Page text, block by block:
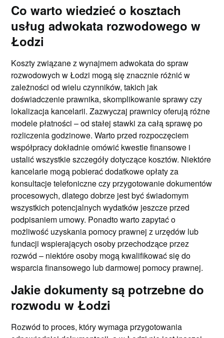
Co warto wiedzieć o kosztach
usług adwokata rozwodowego w
Łodzi
Koszty związane z wynajmem adwokata do spraw
rozwodowych w Łodzi mogą się znacznie różnić w
zależności od wielu czynników, takich jak
doświadczenie prawnika, skomplikowanie sprawy czy
lokalizacja kancelarii. Zazwyczaj prawnicy oferują różne
modele płatności – od stałej stawki za całą sprawę po
rozliczenia godzinowe. Warto przed rozpoczęciem
współpracy dokładnie omówić kwestie finansowe i
ustalić wszystkie szczegóły dotyczące kosztów. Niektóre
kancelarie mogą pobierać dodatkowe opłaty za
konsultacje telefoniczne czy przygotowanie dokumentów
procesowych, dlatego dobrze jest być świadomym
wszystkich potencjalnych wydatków jeszcze przed
podpisaniem umowy. Ponadto warto zapytać o
możliwość uzyskania pomocy prawnej z urzędów lub
fundacji wspierających osoby przechodzące przez
rozwód – niektóre osoby mogą kwalifikować się do
wsparcia finansowego lub darmowej pomocy prawnej.
Jakie dokumenty są potrzebne do
rozwodu w Łodzi
Rozwód to proces, który wymaga przygotowania